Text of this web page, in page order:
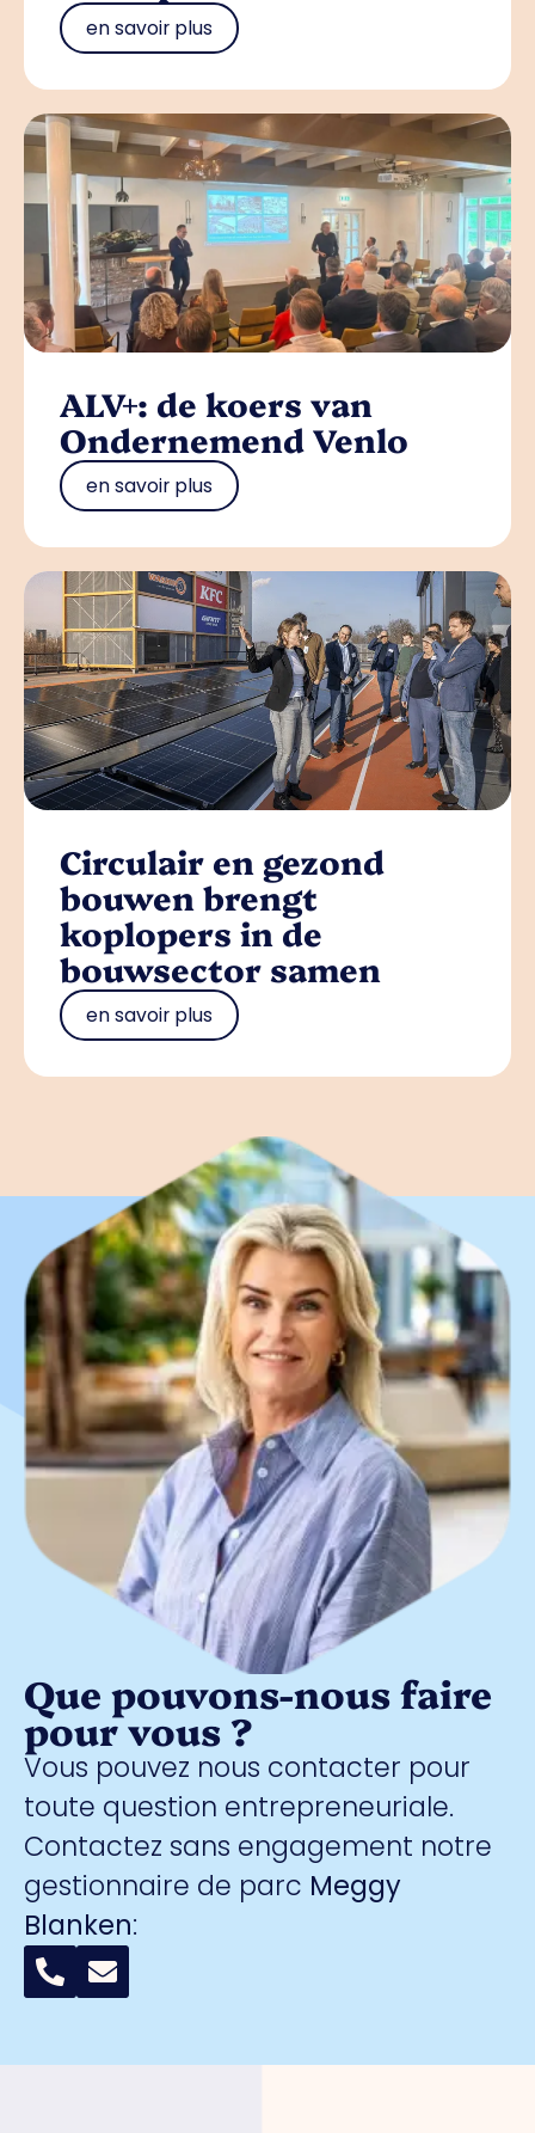
en savoir plus
ALV+: de koers van
Ondernemend Venlo
en savoir plus
Circulair en gezond
bouwen brengt
koplopers in de
bouwsector samen
en savoir plus
Que pouvons-nous faire
pour vous ?
Vous pouvez nous contacter pour
toute question entrepreneuriale.
Contactez sans engagement notre
gestionnaire de parc Meggy
Blanken: